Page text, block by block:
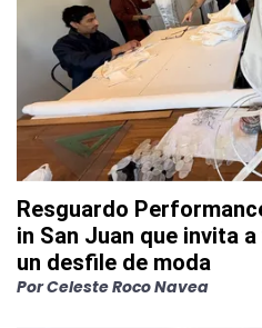
Resguardo
in San Juan que invita
un desfile de moda
PorCeleste Roco Navea